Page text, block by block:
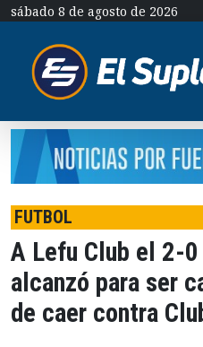
sábado 8 de agosto de 2026
FUTBOL
A Lefu Club el 2-
alcanzó para ser
de caer contra